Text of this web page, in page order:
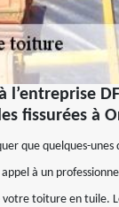
l’entreprise
fissurées à
que quelques-unes
à un
toiture en tuile.